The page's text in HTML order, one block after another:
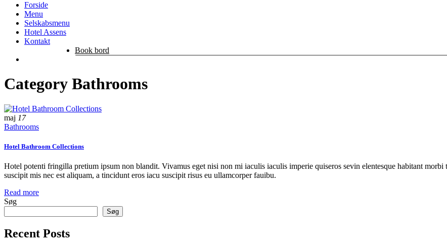
Forside
Menu
Selskabsmenu
Hotel Assens
Kontakt
Book bord
Category Bathrooms
maj 17
Bathrooms
Hotel Bathroom Collections
Hotel potenti fringilla pretium ipsum non blandit. Vivamus eget nisi non mi iaculis iaculis imperie quiseros sevin elentesque habitant morbi
suscipit mis nec est aliquam, a tincidunt eros iacu suscipit risus eu ullamcorper fauibu.
Read more
Søg
Søg
Recent Posts